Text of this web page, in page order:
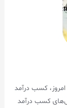
کسب درآمد
کسب درآمد